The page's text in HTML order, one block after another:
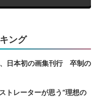
ング
日本初の画集刊行 卒制の
トレーターが思う“理想の